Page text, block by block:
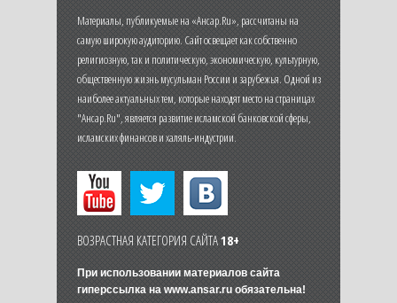
Материалы, публикуемые на «Ансар.Ru», рассчитаны на
самую широкую аудиторию. Сайт освещает как собственно
религиозную, так и политическую, экономическую, культурную,
общественную жизнь мусульман России и зарубежья. Одной из
наиболее актуальных тем, которые находят место на страницах
"Ансар.Ru", является развитие исламской банковской сферы,
исламских финансов и халяль-индустрии.
ВОЗРАСТНАЯ КАТЕГОРИЯ САЙТА18+
При использовании материалов сайта
гиперссылка на www.ansar.ruобязательна!